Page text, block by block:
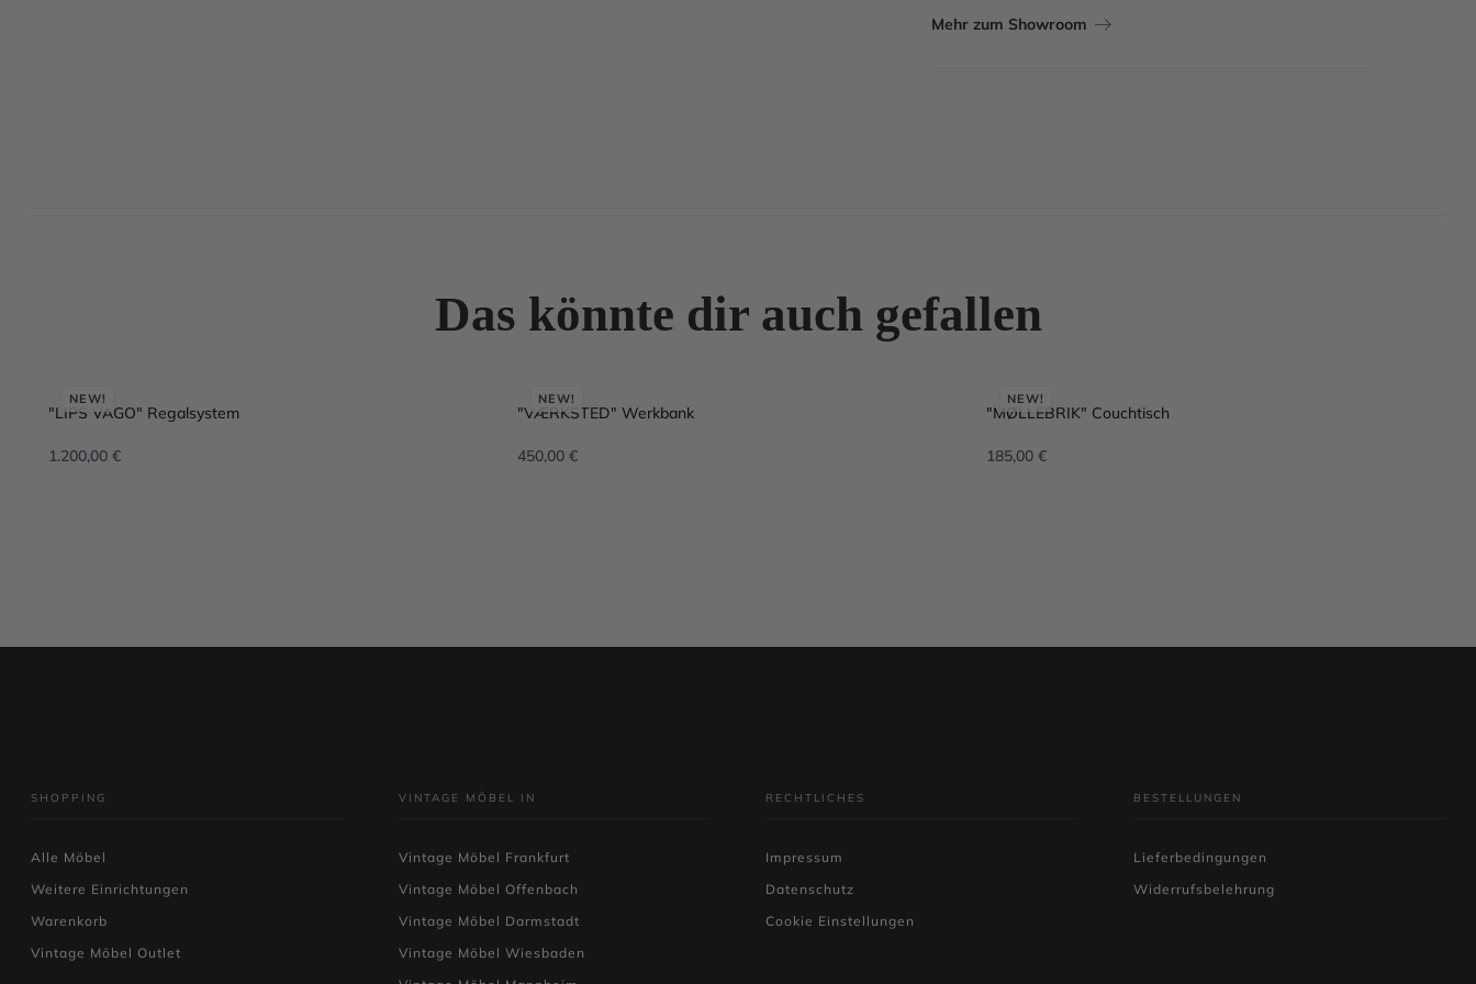
Mehr zum Showroom
Das könnte dir auch gefallen
NEW!
"LIPS VAGO" Regalsystem
1.200,00 €
NEW!
"VÆRKSTED" Werkbank
450,00 €
NEW!
"MØLLEBRIK" Couchtisch
185,00 €
SHOPPING
Alle Möbel
Weitere Einrichtungen
Warenkorb
Vintage Möbel Outlet
VINTAGE MÖBEL IN
Vintage Möbel Frankfurt
Vintage Möbel Offenbach
Vintage Möbel Darmstadt
Vintage Möbel Wiesbaden
RECHTLICHES
Impressum
Datenschutz
Cookie Einstellungen
BESTELLUNGEN
Lieferbedingungen
Widerrufsbelehrung